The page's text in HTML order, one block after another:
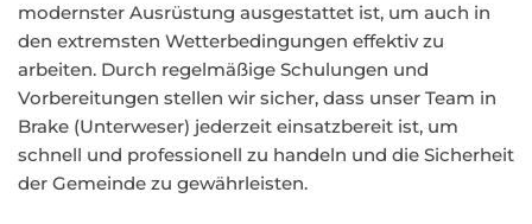
modernster Ausrüstung ausgestattet ist, um auch in
den extremsten Wetterbedingungen effektiv zu
arbeiten. Durch regelmäßige Schulungen und
Vorbereitungen stellen wir sicher, dass unser Team in
Brake (Unterweser) jederzeit einsatzbereit ist, um
schnell und professionell zu handeln und die Sicherheit
der Gemeinde zu gewährleisten.